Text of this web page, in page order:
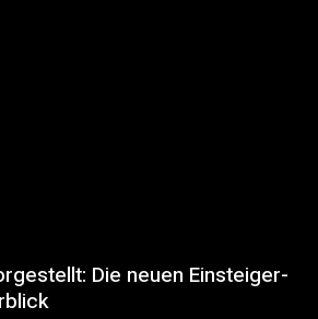
Die neuen Einsteiger-